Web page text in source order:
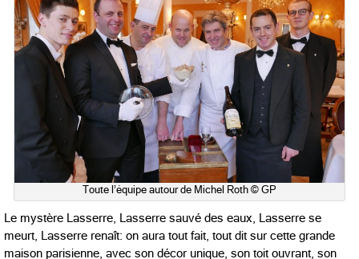
Toute l’équipe autour de Michel Roth © GP
Le mystère Lasserre, Lasserre sauvé des eaux, Lasserre se
meurt, Lasserre renaît: on aura tout fait, tout dit sur cette grande
maison parisienne, avec son décor unique, son toit ouvrant, son